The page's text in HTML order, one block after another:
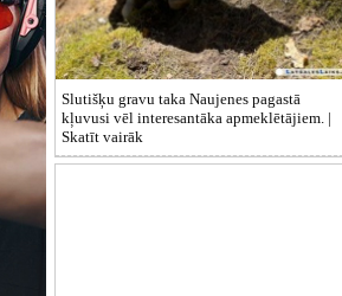
Slutišķu gravu taka Naujenes pagastā
kļuvusi vēl interesantāka apmeklētājiem. |
Skatīt vairāk